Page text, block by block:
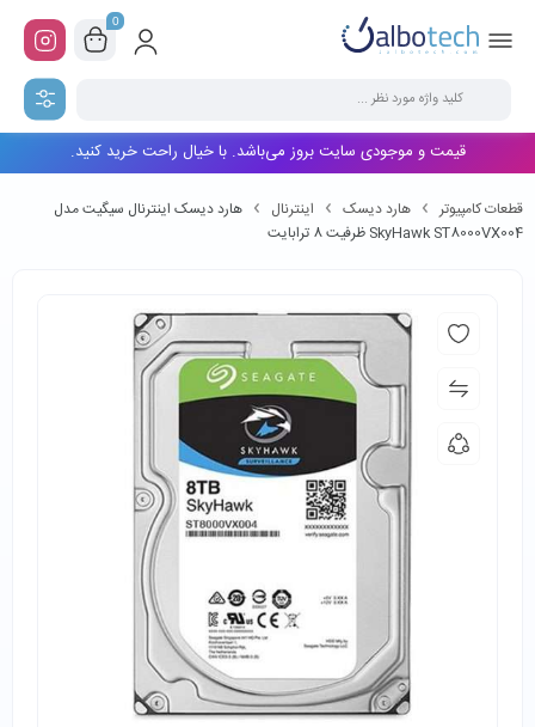
0
قیمت و موجودی سایت بروز می‌باشد. با خیال راحت خرید کنید.
قطعات کامپیوتر هارد دیسک اینترنال
هارد دیسک اینترنال سیگیت مدل
SkyHawk ST8000VX004 ظرفیت 8 ترابایت